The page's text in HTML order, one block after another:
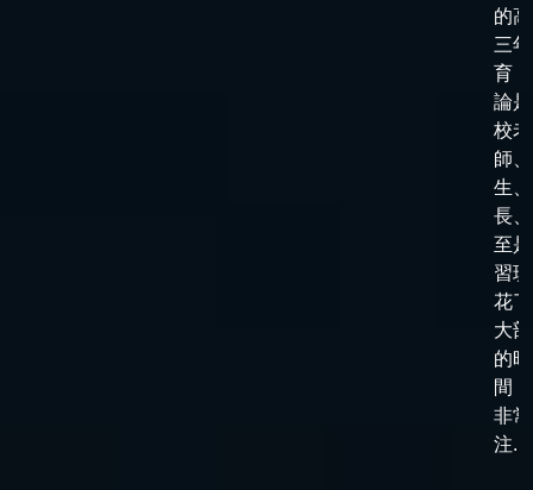
的
三
育
論
校老
師
生
長
至
習
花
大
的時
間
非
注...